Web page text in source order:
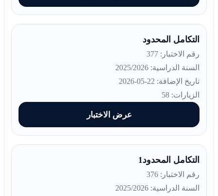
التكامل المحدود
رقم الاختبار: 377
السنة الدراسية: 2025/2026
تاريخ الإضافة: 22-05-2026
الزيارات: 58
عرض الاختبار
التكامل المحدود1
رقم الاختبار: 376
السنة الدراسية: 2025/2026